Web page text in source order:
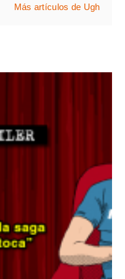
Más artículos de Ugh